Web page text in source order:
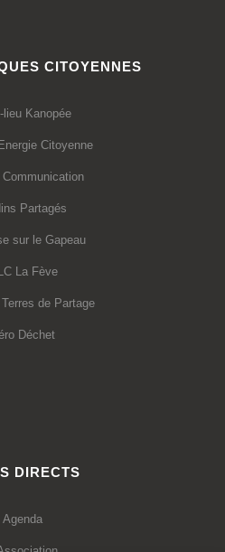
CITOYENNES
lieu Kanopée
Citoyenne
Communication
Partagés
sur le Gapeau
La Fève
de Partage
Déchet
DIRECTS
Agenda